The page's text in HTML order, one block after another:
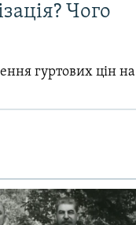
Чого
гуртових цін на